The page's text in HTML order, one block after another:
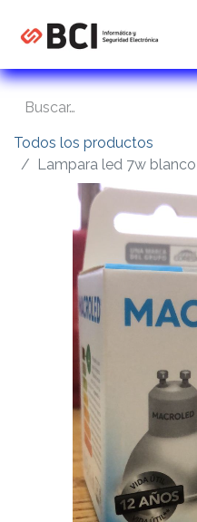
Todos los productos
Lampara led 7w